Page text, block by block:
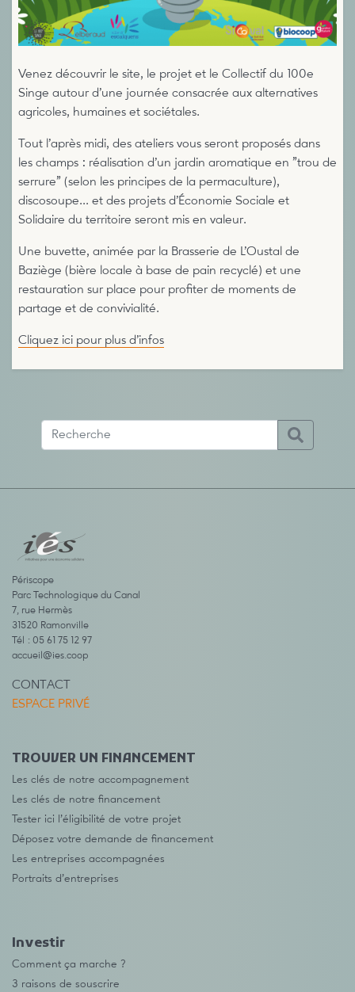
Venez découvrir le site, le projet et le Collectif du 100e
Singe autour d’une journée consacrée aux alternatives
agricoles, humaines et sociétales.
Tout l’après midi, des ateliers vous seront proposés dans
les champs : réalisation d’un jardin aromatique en "trou de
serrure" (selon les principes de la permaculture),
discosoupe... et des projets d’Économie Sociale et
Solidaire du territoire seront mis en valeur.
Une buvette, animée par la Brasserie de L’Oustal de
Baziège (bière locale à base de pain recyclé) et une
restauration sur place pour profiter de moments de
partage et de convivialité.
Cliquez ici pour plus d’infos
Périscope
Parc Technologique du Canal
7, rue Hermès
31520 Ramonville
Tél : 05 61 75 12 97
accueil@ies.coop
CONTACT
ESPACE PRIVÉ
TROUVER UN FINANCEMENT
Les clés de notre accompagnement
Les clés de notre financement
Tester ici l’éligibilité de votre projet
Déposez votre demande de financement
Les entreprises accompagnées
Portraits d’entreprises
Investir
Comment ça marche ?
3 raisons de souscrire